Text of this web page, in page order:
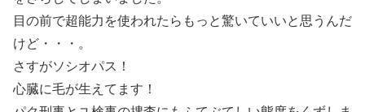
目の前で超能力を使われたらもっと驚いていいと思うんだ
けど・・・。
さすがソシオパス！
心臓に毛が生えてます！